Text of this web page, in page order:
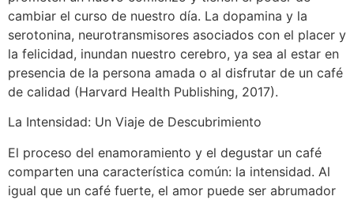
cambiar el curso de nuestro día. La dopamina y la
serotonina, neurotransmisores asociados con el placer y
la felicidad, inundan nuestro cerebro, ya sea al estar en
presencia de la persona amada o al disfrutar de un café
de calidad (Harvard Health Publishing, 2017).
La Intensidad: Un Viaje de Descubrimiento
El proceso del enamoramiento y el degustar un café
comparten una característica común: la intensidad. Al
igual que un café fuerte, el amor puede ser abrumador